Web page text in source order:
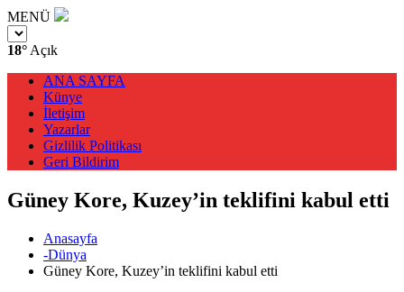
MENÜ
18° Açık
ANA SAYFA
Künye
İletişim
Yazarlar
Gizlilik Politikası
Geri Bildirim
Güney Kore, Kuzey’in teklifini kabul etti
Anasayfa
-Dünya
Güney Kore, Kuzey’in teklifini kabul etti